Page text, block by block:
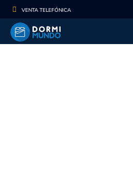
 VENTA TELEFÓNICA